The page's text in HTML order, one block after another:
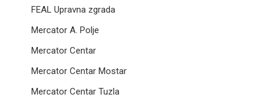
FEAL Upravna zgrada
Mercator A. Polje
Mercator Centar
Mercator Centar Mostar
Mercator Centar Tuzla